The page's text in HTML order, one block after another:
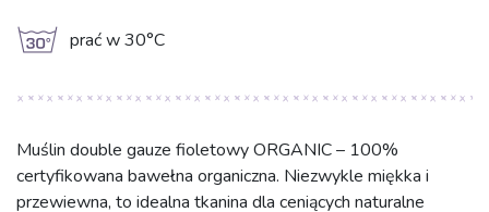
g prać w 30°C
Muślin double gauze fioletowy ORGANIC – 100%
certyfikowana bawełna organiczna. Niezwykle miękka i
przewiewna, to idealna tkanina dla ceniących naturalne